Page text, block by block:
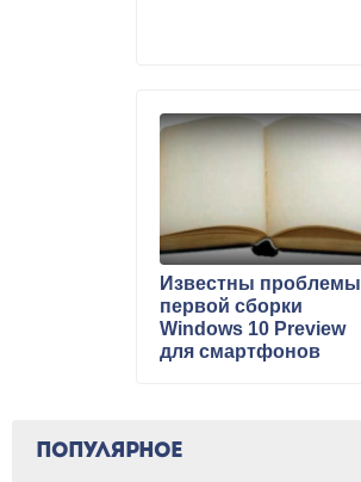
Известны проблемы
первой сборки
Windows 10 Preview
для смартфонов
ПОПУЛЯРНОЕ